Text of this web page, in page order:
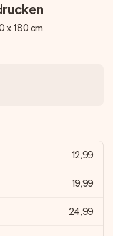
x 180 cm
12,99
19,99
24,99